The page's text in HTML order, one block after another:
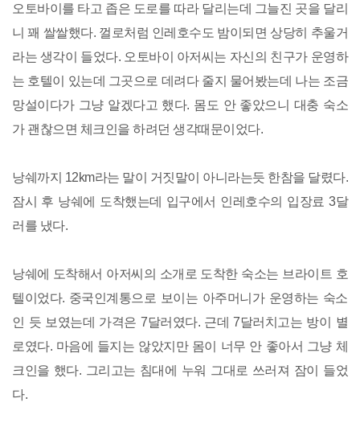
오토바이를 타고 좁은 도로를 따라 달리는데 그늘진 곳을 달리
니 꽤 쌀쌀했다. 껄로처럼 인레호수도 밤이되면 상당히 추울거
라는 생각이 들었다. 오토바이 아저씨는 자신의 친구가 운영하
는 호텔이 있는데 그곳으로 데려다 줄지 물어봤는데 나는 조금
망설이다가 그냥 알겠다고 했다. 몸도 안 좋았으니 대충 숙소
가 괜찮으면 체크인을 하려던 생각때문이었다.
낭쉐까지 12km라는 말이 거짓말이 아니라는듯 한참을 달렸다.
잠시 후 낭쉐에 도착했는데 입구에서 인레호수의 입장료 3달
러를 냈다.
낭쉐에 도착해서 아저씨의 소개로 도착한 숙소는 브라이트 호
텔이었다. 중국인계통으로 보이는 아주머니가 운영하는 숙소
인 듯 보였는데 가격은 7달러였다. 근데 7달러치고는 방이 별
로였다. 마음에 들지는 않았지만 몸이 너무 안 좋아서 그냥 체
크인을 했다. 그리고는 침대에 누워 그대로 쓰러져 잠이 들었
다.